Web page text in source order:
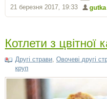
gutka
21 березня 2017, 19:33
Котлети з цвітної
Другі страви Овочеві другі
круп